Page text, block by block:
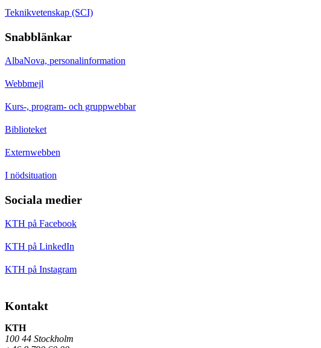
Teknikvetenskap (SCI)
Snabblänkar
AlbaNova, personalinformation
Webbmejl
Kurs-, program- och gruppwebbar
Biblioteket
Externwebben
I nödsituation
Sociala medier
KTH på Facebook
KTH på LinkedIn
KTH på Instagram
Kontakt
KTH
100 44 Stockholm